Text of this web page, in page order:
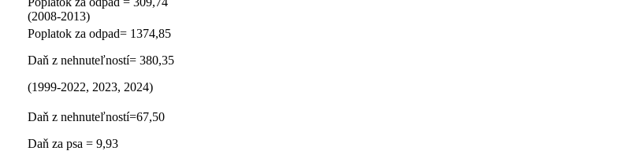
(2008-2013)
Poplatok za odpad= 1374,85
Daň z nehnuteľností= 380,35
(1999-2022, 2023, 2024)
Daň z nehnuteľností=67,50
Daň za psa = 9,93